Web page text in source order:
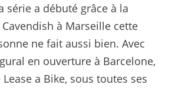
série a débuté grâce à la
à Marseille cette
ne fait aussi bien. Avec
en ouverture à Barcelone,
Lease a Bike, sous toutes ses